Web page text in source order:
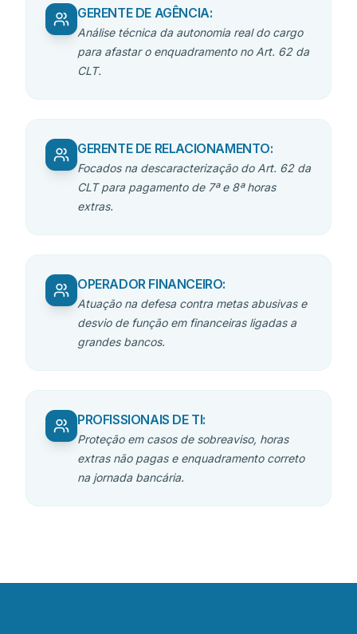
GERENTE DE AGÊNCIA:
Análise técnica da autonomia real do cargo
para afastar o enquadramento no Art. 62 da
CLT.
GERENTE DE RELACIONAMENTO:
Focados na descaracterização do Art. 62 da
CLT para pagamento de 7ª e 8ª horas
extras.
OPERADOR FINANCEIRO:
Atuação na defesa contra metas abusivas e
desvio de função em financeiras ligadas a
grandes bancos.
PROFISSIONAIS DE TI:
Proteção em casos de sobreaviso, horas
extras não pagas e enquadramento correto
na jornada bancária.